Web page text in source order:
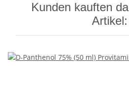
Kunden kauften
Artikel: